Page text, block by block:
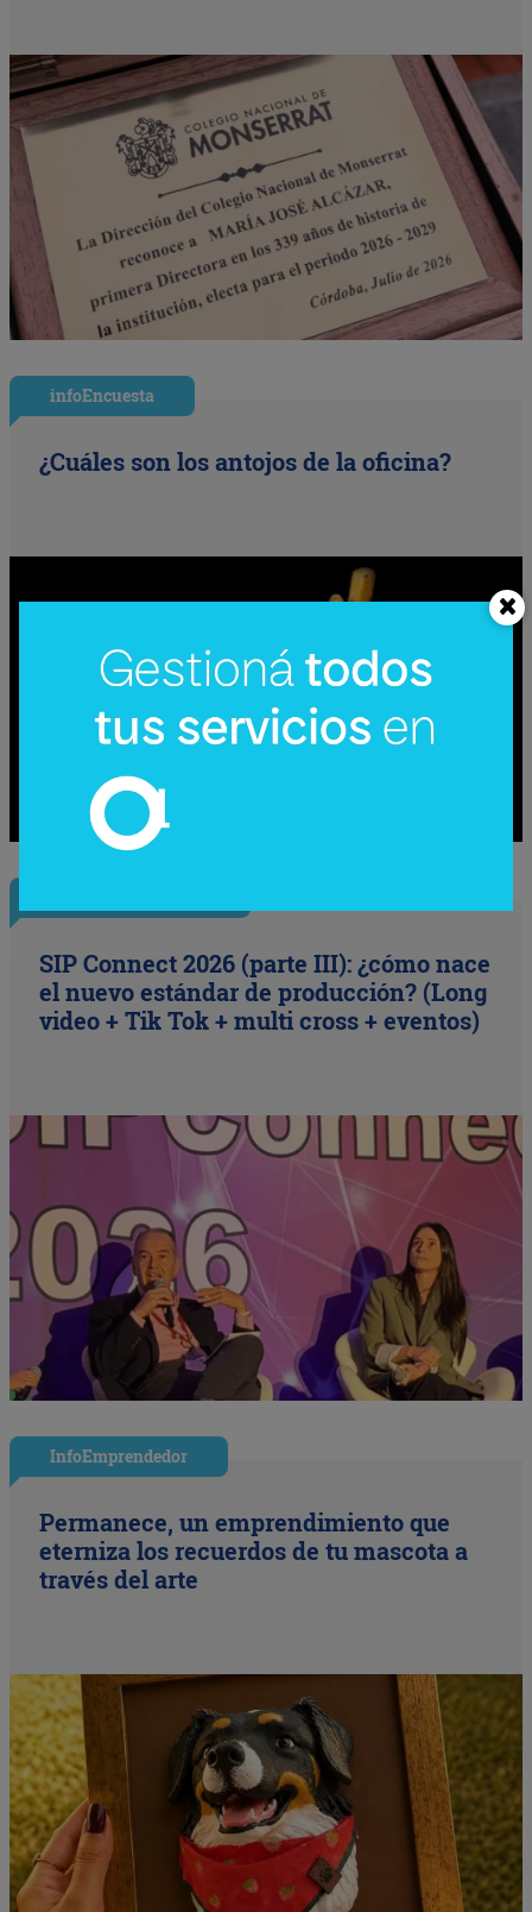
infoEncuesta
¿Cuáles son los antojos de la oficina?
SIP Connect 2026 (parte III): ¿cómo nace
el nuevo estándar de producción? (Long
video + Tik Tok + multi cross + eventos)
InfoEmprendedor
Permanece, un emprendimiento que
eterniza los recuerdos de tu mascota a
través del arte